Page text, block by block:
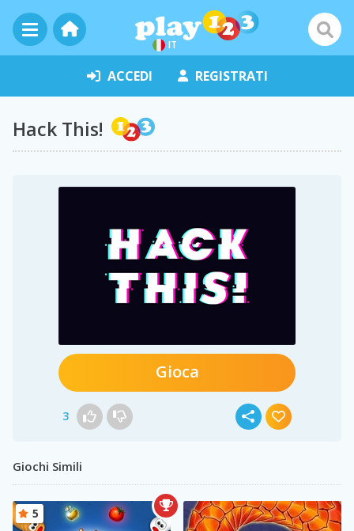
IT
ACCEDI REGISTRATI
Hack This!
Gioca
3
Giochi Simili
5